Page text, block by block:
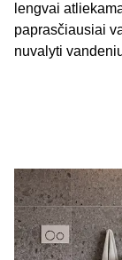
lengvai
paprasčiausiai
nuvalyti